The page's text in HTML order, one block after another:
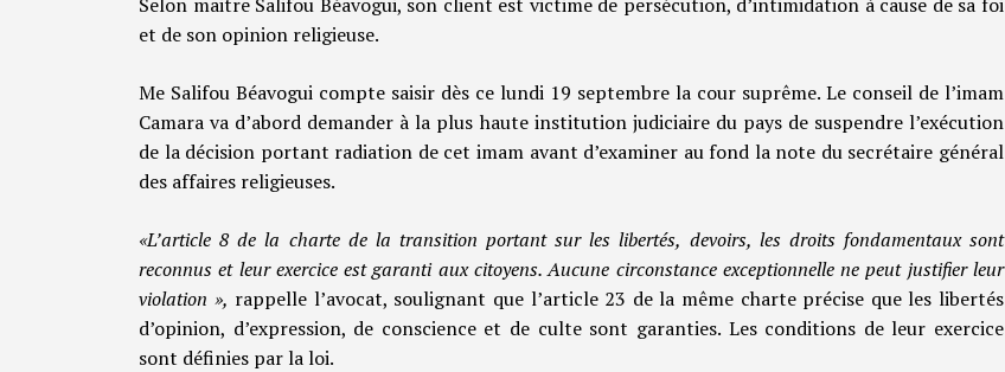
et de son opinion religieuse.
Me Salifou Béavogui compte saisir dès ce lundi 19 septembre la cour suprême. Le conseil de l’imam
Camara va d’abord demander à la plus haute institution judiciaire du pays de suspendre l’exécution
de la décision portant radiation de cet imam avant d’examiner au fond la note du secrétaire général
des affaires religieuses.
«L’article 8 de la charte de la transition portant sur les libertés, devoirs, les droits fondamentaux sont
reconnus et leur exercice est garanti aux citoyens. Aucune circonstance exceptionnelle ne peut justifier leur
violation », rappelle l’avocat, soulignant que l’article 23 de la même charte précise que les libertés
d’opinion, d’expression, de conscience et de culte sont garanties. Les conditions de leur exercice
sont définies par la loi.